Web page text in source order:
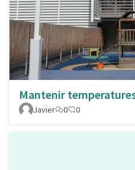
Mantenir
Javier
0 0